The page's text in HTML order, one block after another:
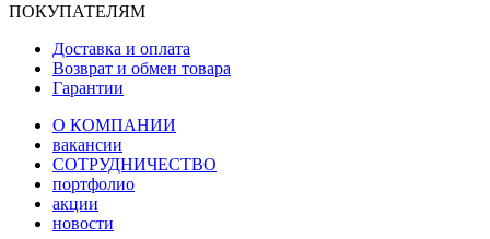
ПОКУПАТЕЛЯМ
Доставка и оплата
Возврат и обмен товара
Гарантии
О КОМПАНИИ
вакансии
СОТРУДНИЧЕСТВО
портфолио
акции
новости